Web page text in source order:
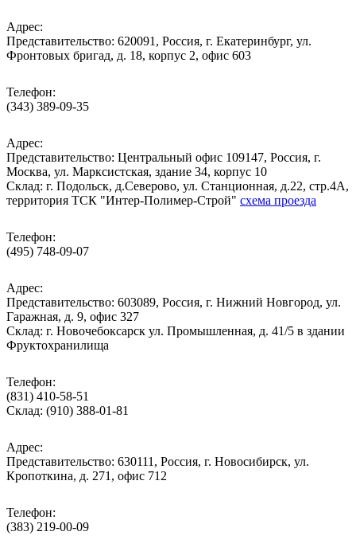
Адрес:
Представительство: 620091, Россия, г. Екатеринбург, ул.
Фронтовых бригад, д. 18, корпус 2, офис 603
Телефон:
(343) 389-09-35
Адрес:
Представительство: Центральный офис 109147, Россия, г.
Москва, ул. Марксистская, здание 34, корпус 10
Cклад: г. Подольск, д.Северово, ул. Станционная, д.22, стр.4А,
территория ТСК "Интер-Полимер-Строй" схема проезда
Телефон:
(495) 748-09-07
Адрес:
Представительство: 603089, Россия, г. Нижний Новгород, ул.
Гаражная, д. 9, офис 327
Склад: г. Новочебоксарск ул. Промышленная, д. 41/5 в здании
Фруктохранилища
Телефон:
(831) 410-58-51
Склад: (910) 388-01-81
Адрес:
Представительство: 630111, Россия, г. Новосибирск, ул.
Кропоткина, д. 271, офис 712
Телефон:
(383) 219-00-09